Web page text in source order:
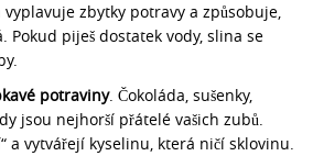
vyplavuje zbytky potravy a způsobuje,
Pokud piješ dostatek vody, slina se
potraviny. Čokoláda, sušenky,
jsou nejhorší přátelé vašich zubů.
a vytvářejí kyselinu, která ničí sklovinu.